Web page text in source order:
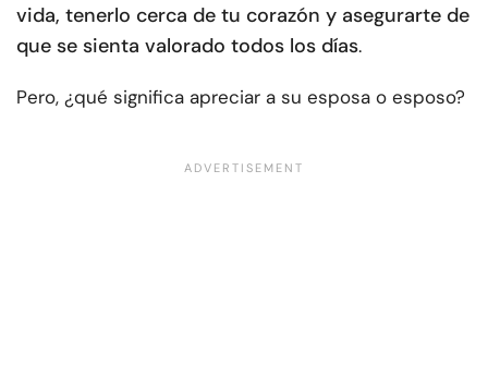
vida, tenerlo cerca de tu corazón y asegurarte de
que se sienta valorado todos los días.
Pero, ¿qué significa apreciar a su esposa o esposo?